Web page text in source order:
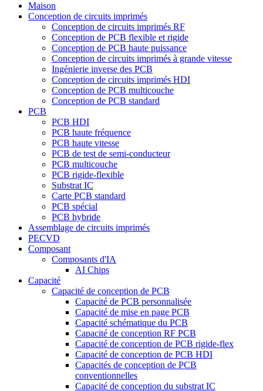
Maison
Conception de circuits imprimés
Conception de circuits imprimés RF
Conception de PCB flexible et rigide
Conception de PCB haute puissance
Conception de circuits imprimés à grande vitesse
Ingénierie inverse des PCB
Conception de circuits imprimés HDI
Conception de PCB multicouche
Conception de PCB standard
PCB
PCB HDI
PCB haute fréquence
PCB haute vitesse
PCB de test de semi-conducteur
PCB multicouche
PCB rigide-flexible
Substrat IC
Carte PCB standard
PCB spécial
PCB hybride
Assemblage de circuits imprimés
PECVD
Composant
Composants d'IA
AI Chips
Capacité
Capacité de conception de PCB
Capacité de PCB personnalisée
Capacité de mise en page PCB
Capacité schématique du PCB
Capacité de conception RF PCB
Capacité de conception de PCB rigide-flex
Capacité de conception de PCB HDI
Capacités de conception de PCB
conventionnelles
Capacité de conception du substrat IC